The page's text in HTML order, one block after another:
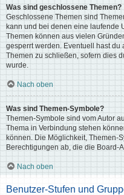
Was sind geschlossene Themen?
Geschlossene Themen sind
kann und bei denen eine laufende
Themen können aus vielen
gesperrt werden. Eventuell hast
Themen zu schließen, sofern dies
wurde.
Nach oben
Was sind Themen-Symbole?
Themen-Symbole sind vom Autor
Thema in Verbindung stehen
können. Die Möglichkeit, Themen-
Berechtigungen ab, die die Board-
Nach oben
Benutzer-Stufen und